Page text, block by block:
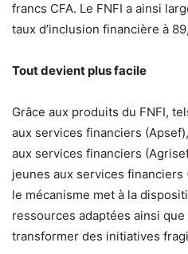
francs CFA. Le FNFI a ainsi
taux d’inclusion financière à
Tout devient plus facile
Grâce aux produits du FNFI,
aux services financiers
aux services financiers
jeunes aux services
le mécanisme met à la
ressources adaptées ainsi
transformer des initiatives